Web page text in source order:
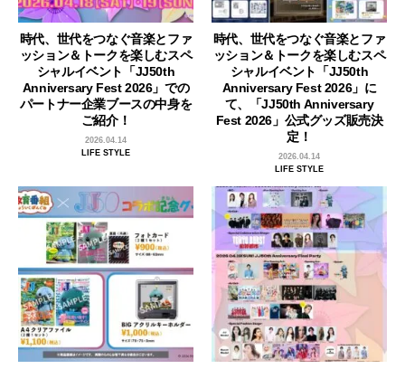
時代、世代をつなぐ音楽とファ
ッション＆トークを楽しむスペ
シャルイベント「JJ50th
Anniversary Fest 2026」での
パートナー企業ブースの中身を
ご紹介！
2026.04.14
LIFE STYLE
時代、世代をつなぐ音楽とファ
ッション＆トークを楽しむスペ
シャルイベント「JJ50th
Anniversary Fest 2026」に
て、「JJ50th Anniversary
Fest 2026」公式グッズ販売決
定！
2026.04.14
LIFE STYLE